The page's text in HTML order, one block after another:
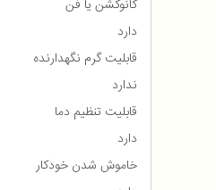
کانوکشن یا فن
دارد
قابلیت گرم نگهدارنده
ندارد
قابلیت تنظیم دما
دارد
خاموش شدن خودکار